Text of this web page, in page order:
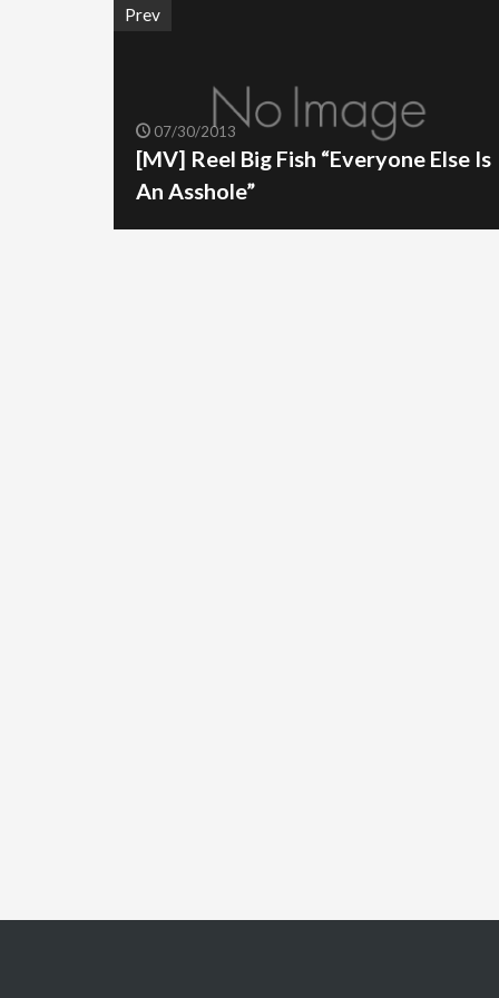
Prev
07/30/2013
[MV] Reel Big Fish “Everyone Else Is
An Asshole”